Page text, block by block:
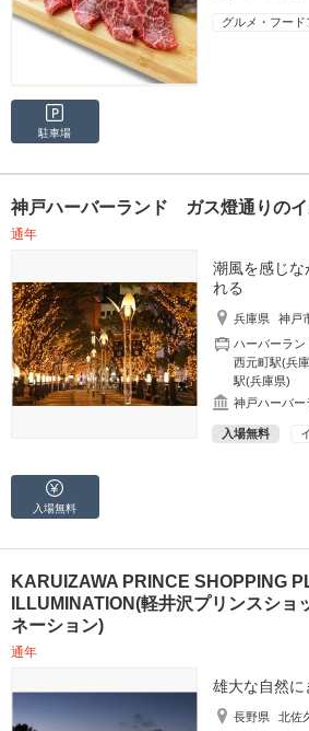
グルメ・フード
駐車場
神戸ハーバーランド ガス燈通りの
通年
潮風を感じな
れる
兵庫県
神戸
ハーバーラ
西元町駅(兵
駅(兵庫県)
神戸ハーバ
入場無料
入場無料
KARUIZAWA PRINCE SHOPPING
ILLUMINATION(軽井沢プリンスショ
ネーション)
通年
雄大な自然に
長野県 北佐